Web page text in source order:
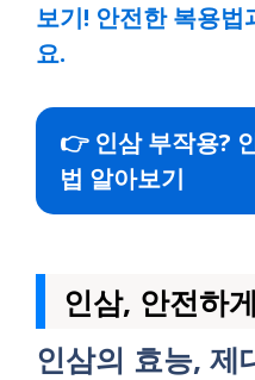
보기! 안전한 복용법
요.
👉 인삼 부작용?
법 알아보기
인삼, 안전하
인삼의 효능, 제